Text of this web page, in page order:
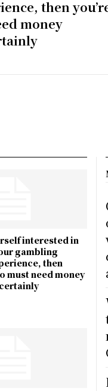
then
money
interested in
gambling
then
must need money